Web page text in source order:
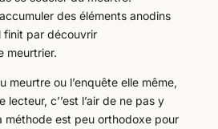
des éléments anodins
finit par découvrir
meurtrier.
meurtre ou l’enquête elle même,
lecteur, c’’est l’air de ne pas y
méthode est peu orthodoxe pour